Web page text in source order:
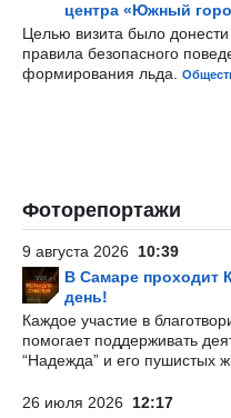
центра «Южный
Целью визита было
правила безопасного
формирования льда.
Фоторепортажи
9 августа 2026 10:39
В Самаре проходит
день!
Каждое участие в
помогает поддерживать
“Надежда” и его пушистых
26 июля 2026 12:17